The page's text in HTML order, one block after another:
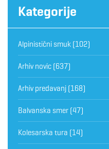
Kategorije
Alpinistični smuk (102)
Arhiv novic (637)
Arhiv predavanj (168)
Balvanska smer (47)
Kolesarska tura (14)